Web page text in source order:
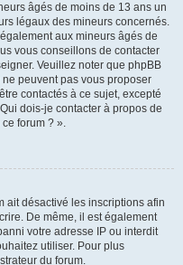
âgés de moins de 13 ans un
légaux des mineurs concernés.
aux mineurs âgés de
vous conseillons de contacter
Veuillez noter que phpBB
peuvent pas vous proposer
contactés à ce sujet, excepté
dois-je contacter à propos de
forum ? ».
ait désactivé les inscriptions afin
De même, il est également
votre adresse IP ou interdit
utiliser. Pour plus
du forum.